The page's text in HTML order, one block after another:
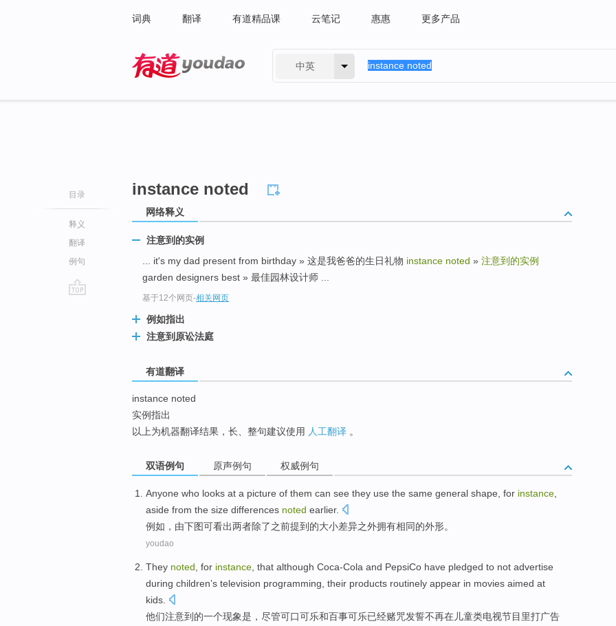
词典 翻译 有道精品课 云笔记 惠惠 更多产品
中英
目录
释义
翻译
例句
instance noted
网络释义
注意到的实例
... it's my dad present from birthday » 这是我爸爸的生日礼物 instance noted » 注意到的实例
garden designers best » 最佳园林设计师 ...
基于12个网页-相关网页
例如指出
注意到原讼法庭
有道翻译
instance noted
实例指出
以上为机器翻译结果，长、整句建议使用 人工翻译 。
双语例句 原声例句 权威例句
Anyone who looks at a picture of them can see they use the same general shape for instance
aside from the size differences noted earlier.
例如 ， 由下图可看出两者除了之前提到 的大小差异之外拥有相同的外形。
youdao
They noted for instance , that although Coca-Cola and PepsiCo have pledged to not advertise
during children’s television programming their products routinely appear in movies aimed at
kids
他们注意到 的一个现象是 ， 尽管可口可乐和百事可乐已经赌咒发誓不再在儿童类电视节目 里打广告